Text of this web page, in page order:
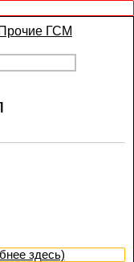
Прочие ГСМ
здесь)